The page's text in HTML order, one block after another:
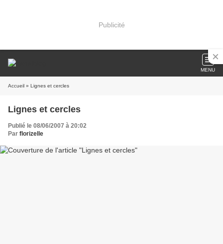
Publicité
MENU
Accueil » Lignes et cercles
Lignes et cercles
Publié le 08/06/2007 à 20:02
Par florizelle